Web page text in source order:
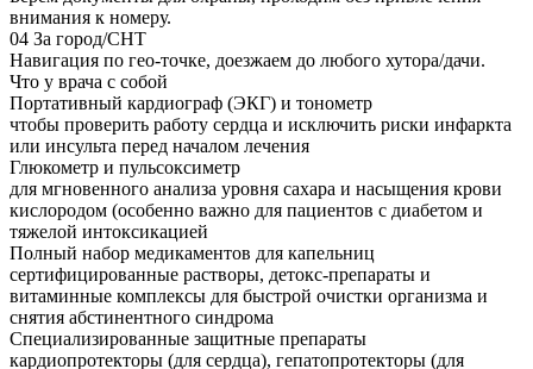
внимания к номеру.
04 За город/СНТ
Навигация по гео-точке, доезжаем до любого хутора/дачи.
Что у врача с собой
Портативный кардиограф (ЭКГ) и тонометр
чтобы проверить работу сердца и исключить риски инфаркта
или инсульта перед началом лечения
Глюкометр и пульсоксиметр
для мгновенного анализа уровня сахара и насыщения крови
кислородом (особенно важно для пациентов с диабетом и
тяжелой интоксикацией
Полный набор медикаментов для капельниц
сертифицированные растворы, детокс-препараты и
витаминные комплексы для быстрой очистки организма и
снятия абстинентного синдрома
Специализированные защитные препараты
кардиопротекторы (для сердца), гепатопротекторы (для